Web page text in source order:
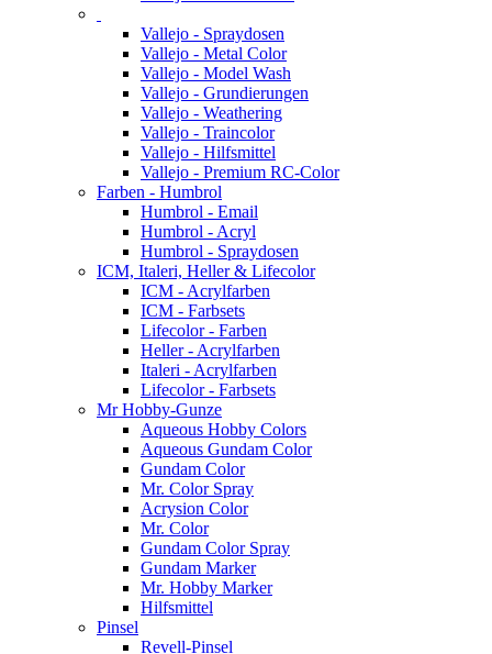
Vallejo - Spraydosen
Vallejo - Metal Color
Vallejo - Model Wash
Vallejo - Grundierungen
Vallejo - Weathering
Vallejo - Traincolor
Vallejo - Hilfsmittel
Vallejo - Premium RC-Color
Farben - Humbrol
Humbrol - Email
Humbrol - Acryl
Humbrol - Spraydosen
ICM, Italeri, Heller & Lifecolor
ICM - Acrylfarben
ICM - Farbsets
Lifecolor - Farben
Heller - Acrylfarben
Italeri - Acrylfarben
Lifecolor - Farbsets
Mr Hobby-Gunze
Aqueous Hobby Colors
Aqueous Gundam Color
Gundam Color
Mr. Color Spray
Acrysion Color
Mr. Color
Gundam Color Spray
Gundam Marker
Mr. Hobby Marker
Hilfsmittel
Pinsel
Revell-Pinsel